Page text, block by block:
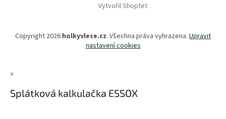
Vytvořil Shoptet
Copyright 2026 holkyvlese.cz. Všechna práva vyhrazena. Upravit
nastavení cookies
×
Splátková kalkulačka ESSOX